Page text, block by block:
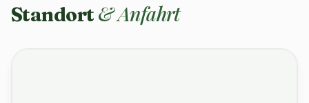
Standort & Anfahrt